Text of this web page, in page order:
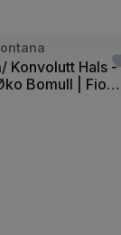
Konvolutt Hals -
Bomull | Fio